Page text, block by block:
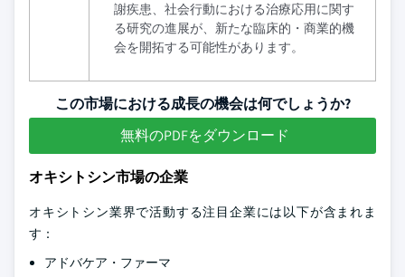
謝疾患、社会行動における治療応用に関す
る研究の進展が、新たな臨床的・商業的機
会を開拓する可能性があります。
この市場における成長の機会は何でしょうか?
無料のPDFをダウンロード
オキシトシン市場の企業
オキシトシン業界で活動する注目企業には以下が含まれま
す：
アドバケア・ファーマ